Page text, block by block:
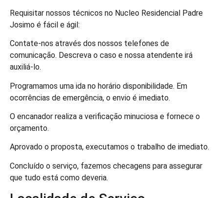
Requisitar nossos técnicos no Nucleo Residencial Padre
Josimo é fácil e ágil:
Contate-nos através dos nossos telefones de
comunicação. Descreva o caso e nossa atendente irá
auxiliá-lo.
Programamos uma ida no horário disponibilidade. Em
ocorrências de emergência, o envio é imediato.
O encanador realiza a verificação minuciosa e fornece o
orçamento.
Aprovado o proposta, executamos o trabalho de imediato.
Concluído o serviço, fazemos checagens para assegurar
que tudo está como deveria.